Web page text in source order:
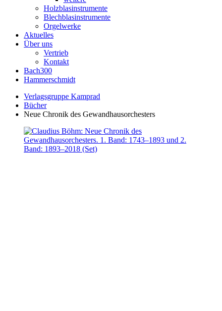
Holzblasinstrumente
Blechblasinstrumente
Orgelwerke
Aktuelles
Über uns
Vertrieb
Kontakt
Bach300
Hammerschmidt
Verlagsgruppe Kamprad
Bücher
Neue Chronik des Gewandhausorchesters